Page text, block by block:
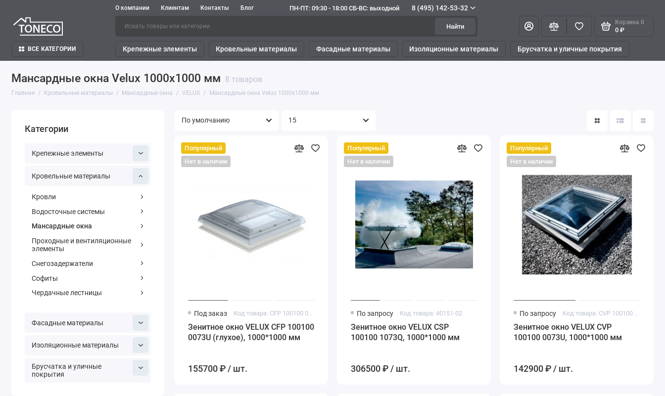
О компании Клиентам Контакты Блог ПН-ПТ: 09:30 - 18:00 СБ-ВС: выходной 8 (495) 142-53-32
Найти
Корзина 0
0 ₽
ВСЕ КАТЕГОРИИ Крепежные элементы Кровельные материалы Фасадные материалы Изоляционные материалы Брусчатка и уличные покрытия
Мансардные окна Velux 1000х1000 мм 8 товаров
Главная Кровельные материалы Мансардные окна VELUX Мансардные окна Velux 1000х1000 мм
Категории
Крепежные элементы
Кровельные материалы
Кровли
Водосточные системы
Мансардные окна
Проходные и вентиляционные
элементы
Снегозадержатели
Софиты
Чердачные лестницы
Фасадные материалы
Изоляционные материалы
Брусчатка и уличные
покрытия
Популярный
Нет в наличии
Под заказ Код товара: CFP 100100 0073
Зенитное окно VELUX CFP 100100
0073U (глухое), 1000*1000 мм
155700 ₽ / шт.
Популярный
Нет в наличии
По запросу Код товара: 40151-02
Зенитное окно VELUX CSP
100100 1073Q, 1000*1000 мм
306500 ₽ / шт.
Популярный
Нет в наличии
По запросу Код товара: CVP 100100 0073U
Зенитное окно VELUX CVP
100100 0073U, 1000*1000 мм
142900 ₽ / шт.